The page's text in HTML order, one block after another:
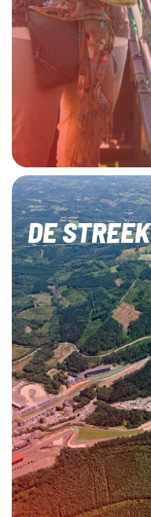
DE STREEK